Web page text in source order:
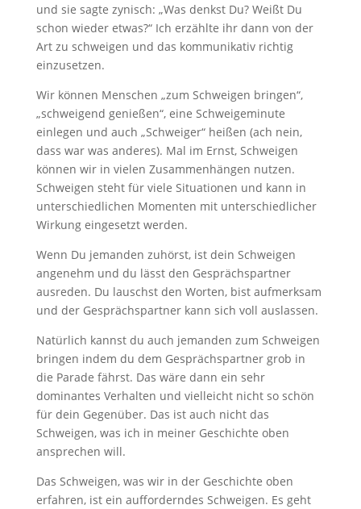
und sie sagte zynisch: „Was denkst Du? Weißt Du
schon wieder etwas?“ Ich erzählte ihr dann von der
Art zu schweigen und das kommunikativ richtig
einzusetzen.
Wir können Menschen „zum Schweigen bringen“,
„schweigend genießen“, eine Schweigeminute
einlegen und auch „Schweiger“ heißen (ach nein,
dass war was anderes). Mal im Ernst, Schweigen
können wir in vielen Zusammenhängen nutzen.
Schweigen steht für viele Situationen und kann in
unterschiedlichen Momenten mit unterschiedlicher
Wirkung eingesetzt werden.
Wenn Du jemanden zuhörst, ist dein Schweigen
angenehm und du lässt den Gesprächspartner
ausreden. Du lauschst den Worten, bist aufmerksam
und der Gesprächspartner kann sich voll auslassen.
Natürlich kannst du auch jemanden zum Schweigen
bringen indem du dem Gesprächspartner grob in
die Parade fährst. Das wäre dann ein sehr
dominantes Verhalten und vielleicht nicht so schön
für dein Gegenüber. Das ist auch nicht das
Schweigen, was ich in meiner Geschichte oben
ansprechen will.
Das Schweigen, was wir in der Geschichte oben
erfahren, ist ein aufforderndes Schweigen. Es geht